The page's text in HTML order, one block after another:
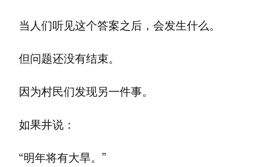
当人们听见这个答案之后，会发生什么。
但问题还没有结束。
因为村民们发现另一件事。
如果井说：
“明年将有大旱。”